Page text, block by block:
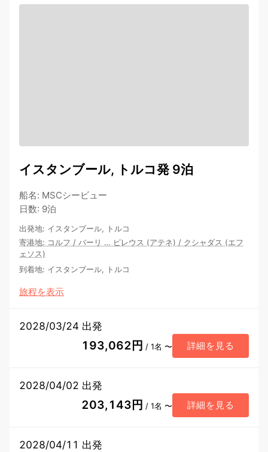
イスタンブール, トルコ発 9泊
船名: MSCシービュー
日数: 9泊
出発地: イスタンブール, トルコ
寄港地: コルフ / バーリ … ピレウス (アテネ) / クシャダス (エフ
ェソス)
到着地: イスタンブール, トルコ
旅程を表示
2028/03/24 出発
193,062円 / 1名 〜 詳細を見る
2028/04/02 出発
203,143円 / 1名 〜 詳細を見る
2028/04/11 出発